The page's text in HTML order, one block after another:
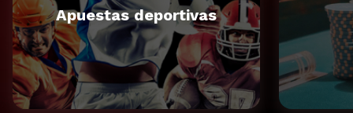
Apuestas deportivas